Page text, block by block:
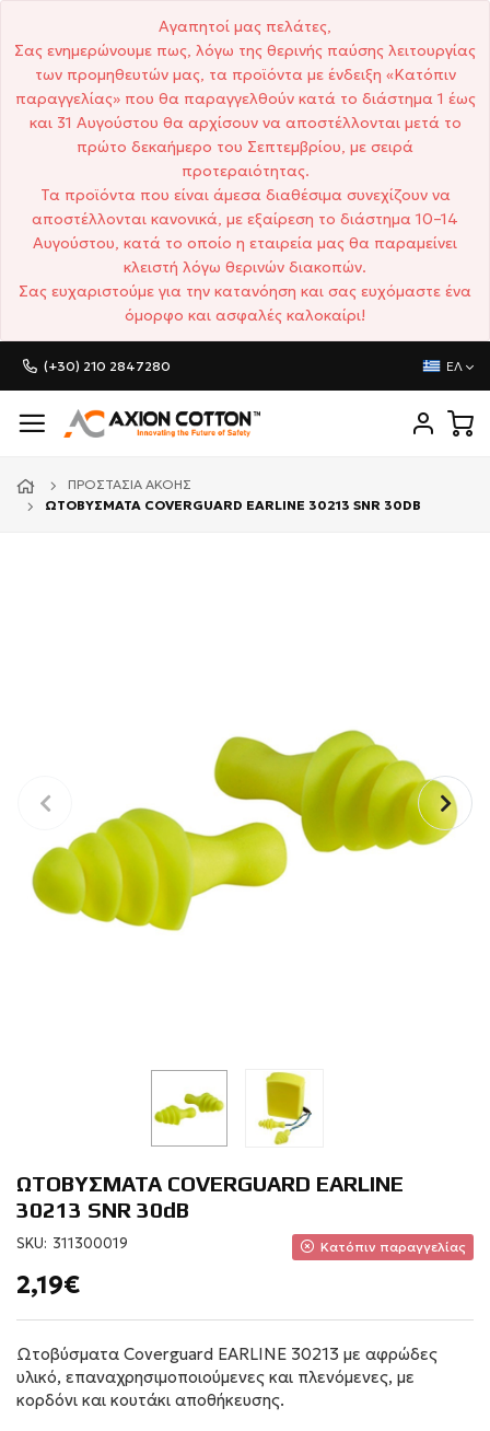
Αγαπητοί μας πελάτες,
Σας ενημερώνουμε πως, λόγω της θερινής παύσης λειτουργίας
των προμηθευτών μας, τα προϊόντα με ένδειξη «Κατόπιν
παραγγελίας» που θα παραγγελθούν κατά το διάστημα 1 έως
και 31 Αυγούστου θα αρχίσουν να αποστέλλονται μετά το
πρώτο δεκαήμερο του Σεπτεμβρίου, με σειρά
προτεραιότητας.
Τα προϊόντα που είναι άμεσα διαθέσιμα συνεχίζουν να
αποστέλλονται κανονικά, με εξαίρεση το διάστημα 10–14
Αυγούστου, κατά το οποίο η εταιρεία μας θα παραμείνει
κλειστή λόγω θερινών διακοπών.
Σας ευχαριστούμε για την κατανόηση και σας ευχόμαστε ένα
όμορφο και ασφαλές καλοκαίρι!
(+30) 210 2847280 ΕΛ
ΠΡΟΣΤΑΣΊΑ ΑΚΟΉΣ
ΩΤΟΒΥΣΜΑΤΑ COVERGUARD EARLINE 30213 SNR 30DB
ΩΤΟΒΥΣΜΑΤΑ COVERGUARD EARLINE
30213 SNR 30dB
SKU: 311300019 Κατόπιν παραγγελίας
2,19€
Ωτοβύσματα Coverguard EARLINE 30213 με αφρώδες
υλικό, επαναχρησιμοποιούμενες και πλενόμενες, με
κορδόνι και κουτάκι αποθήκευσης.